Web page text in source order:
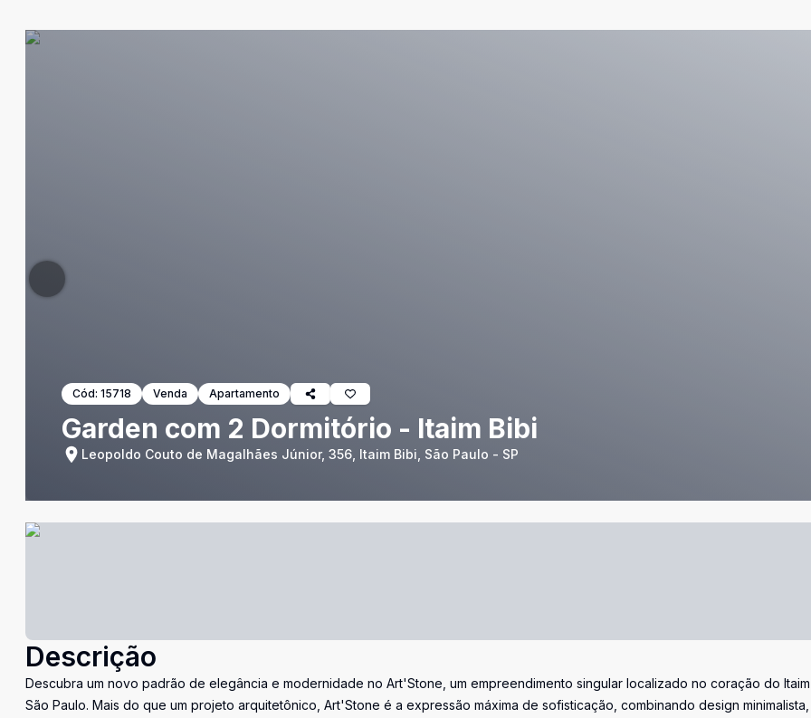
Cód: 15718 Venda Apartamento
Garden com 2 Dormitório - Itaim Bibi
Leopoldo Couto de Magalhães Júnior, 356, Itaim Bibi, São Paulo - SP
Descrição
Descubra um novo padrão de elegância e modernidade no Art'Stone, um empreendimento singular localizado no coração do
São Paulo. Mais do que um projeto arquitetônico, Art'Stone é a expressão máxima de sofisticação, combinando design minimalista,